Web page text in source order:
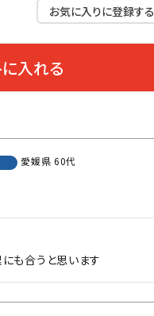
お気に入りに登録する
入れる
愛媛県 60代
も合うと思います